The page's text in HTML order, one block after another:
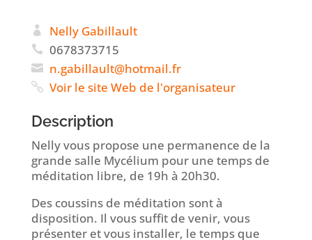
Nelly Gabillault
0678373715
rf.li
amtoh
@tlua
lliba
g.n
Voir le site Web de l'organisateur
Description
Nelly vous propose une permanence de la
grande salle Mycélium pour une temps de
méditation libre, de 19h à 20h30.
Des coussins de méditation sont à
disposition. Il vous suffit de venir, vous
présenter et vous installer, le temps que